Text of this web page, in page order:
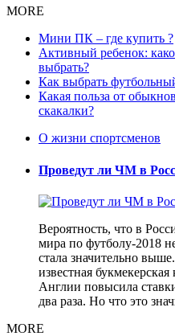
MORE
Мини ПК – где купить ?
Активный ребенок:
выбрать?
Как выбрать
Какая польза от
скакалки?
О жизни спортсменов
Проведут ли ЧМ в
Вероятность, что в
мира по футболу-2018
стала значительно
известная букмекерская
Англии повысила
два раза. Но что это
MORE